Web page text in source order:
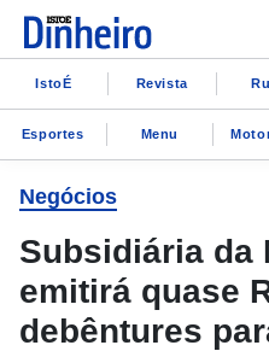
IstoÉ Revista
Esportes Menu
Negócios
Subsidiária da
emitirá quase
debêntures